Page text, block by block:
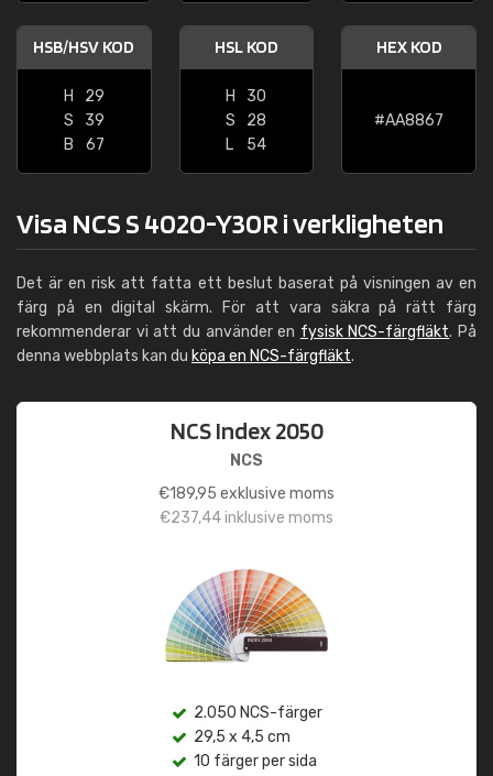
HSB/HSV KOD
H
29
S
39
B
67
HSL KOD
H
30
S
28
L
54
HEX KOD
#AA8867
Visa NCS S 4020-Y30R i verkligheten
Det är en risk att fatta ett beslut baserat på visningen av en
färg på en digital skärm. För att vara säkra på rätt färg
rekommenderar vi att du använder en fysisk NCS-färgfläkt. På
denna webbplats kan du köpa en NCS-färgfläkt.
NCS Index 2050
NCS
€189,95 exklusive moms
€237,44inklusive moms
2.050 NCS-färger
29,5 x 4,5 cm
10 färger per sida